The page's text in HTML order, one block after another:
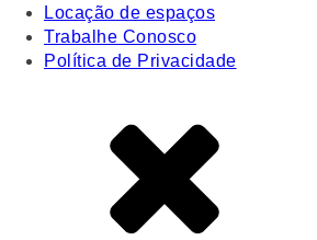
Locação de espaços
Trabalhe Conosco
Política de Privacidade